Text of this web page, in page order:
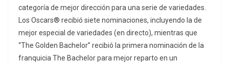
categoría de mejor dirección para una serie de variedades.
Los Oscars® recibió siete nominaciones, incluyendo la de
mejor especial de variedades (en directo), mientras que
“The Golden Bachelor” recibió la primera nominación de la
franquicia The Bachelor para mejor reparto en un